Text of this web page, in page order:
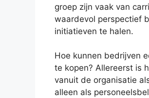
groep zijn vaak van
waardevol perspectief
initiatieven te halen.
Hoe kunnen bedrijven
te kopen? Allereerst is
vanuit de organisatie
alleen als